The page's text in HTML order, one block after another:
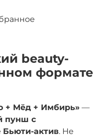
beauty-
формате
+ Мёд + Имбирь» —
пунш с
Бьюти-актив. Не